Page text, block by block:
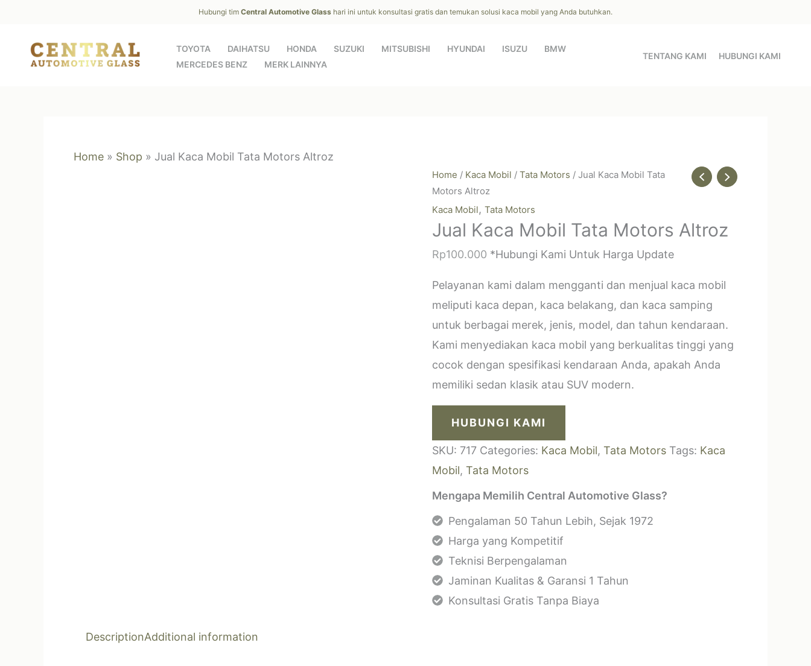
content
Hubungi tim Central Automotive Glass hari ini untuk konsultasi gratis dan temukan solusi kaca mobil yang Anda butuhkan.
TOYOTA DAIHATSU HONDA SUZUKI MITSUBISHI HYUNDAI ISUZU
BMW
MERCEDES BENZ
MERK LAINNYA
TENTANG KAMI HUBUNGI KAMI
Home » Shop » Jual Kaca Mobil Tata Motors Altroz
Home / Kaca Mobil / Tata Motors / Jual Kaca Mobil Tata
Motors Altroz
Kaca Mobil, Tata Motors
Jual Kaca Mobil Tata Motors Altroz
Rp100.000 *Hubungi Kami Untuk Harga Update
Pelayanan kami dalam mengganti dan menjual kaca mobil
meliputi kaca depan, kaca belakang, dan kaca samping
untuk berbagai merek, jenis, model, dan tahun kendaraan.
Kami menyediakan kaca mobil yang berkualitas tinggi yang
cocok dengan spesifikasi kendaraan Anda, apakah Anda
memiliki sedan klasik atau SUV modern.
HUBUNGI KAMI
SKU: 717 Categories: Kaca Mobil, Tata Motors Tags: Kaca
Mobil, Tata Motors
Mengapa Memilih Central Automotive Glass?
Pengalaman 50 Tahun Lebih, Sejak 1972
Harga yang Kompetitif
Teknisi Berpengalaman
Jaminan Kualitas & Garansi 1 Tahun
Konsultasi Gratis Tanpa Biaya
DescriptionAdditional information